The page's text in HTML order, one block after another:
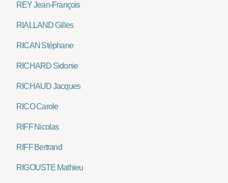
REY Jean-François
RIALLAND Gilles
RICAN Stéphane
RICHARD Sidonie
RICHAUD Jacques
RICO Carole
RIFF Nicolas
RIFF Bertrand
RIGOUSTE Mathieu